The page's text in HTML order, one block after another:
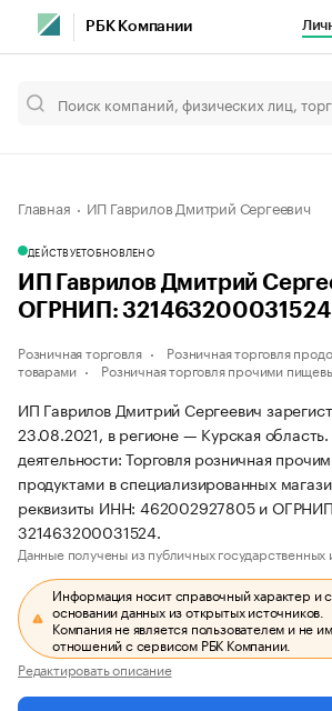
РБК Компании
Главная ИП Гаврилов Дмитрий Сергеевич
ДЕЙСТВУЕТОБНОВЛЕНО
ИП Гаврилов Дмитрий
ОГРНИП: 321463200031524
Розничная торговля
Розничная торговля
товарами
Розничная торговля прочими
ИП Гаврилов Дмитрий Сергеевич
23.08.2021, в регионе — Курская
деятельности: Торговля розничная
продуктами в специализированных
реквизиты ИНН: 462002927805 и
321463200031524.
Данные получены из публичных государственных
Информация носит справочный характер и
основании данных из открытых источников.
Компания не является пользователем и не
отношений с сервисом РБК Компании.
Редактировать описание